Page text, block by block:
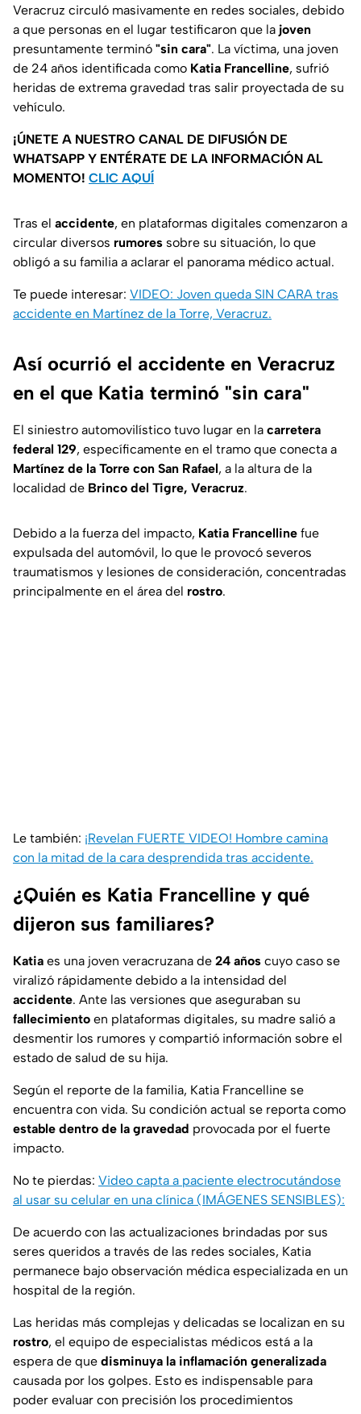
Veracruz circuló masivamente en redes sociales, debido
a que personas en el lugar testificaron que la joven
presuntamente terminó "sin cara". La víctima, una joven
de 24 años identificada como Katia Francelline, sufrió
heridas de extrema gravedad tras salir proyectada de su
vehículo.
¡ÚNETE A NUESTRO CANAL DE DIFUSIÓN DE
WHATSAPP Y ENTÉRATE DE LA INFORMACIÓN AL
MOMENTO! CLIC AQUÍ
Tras el accidente, en plataformas digitales comenzaron a
circular diversos rumores sobre su situación, lo que
obligó a su familia a aclarar el panorama médico actual.
Te puede interesar: VIDEO: Joven queda SIN CARA tras
accidente en Martínez de la Torre, Veracruz.
Así ocurrió el accidente en Veracruz
en el que Katia terminó "sin cara"
El siniestro automovilístico tuvo lugar en la carretera
federal 129, específicamente en el tramo que conecta a
Martínez de la Torre con San Rafael, a la altura de la
localidad de Brinco del Tigre, Veracruz.
Debido a la fuerza del impacto, Katia Francelline fue
expulsada del automóvil, lo que le provocó severos
traumatismos y lesiones de consideración, concentradas
principalmente en el área del rostro.
Le también: ¡Revelan FUERTE VIDEO! Hombre camina
con la mitad de la cara desprendida tras accidente.
¿Quién es Katia Francelline y qué
dijeron sus familiares?
Katia es una joven veracruzana de 24 años cuyo caso se
viralizó rápidamente debido a la intensidad del
accidente. Ante las versiones que aseguraban su
fallecimiento en plataformas digitales, su madre salió a
desmentir los rumores y compartió información sobre el
estado de salud de su hija.
Según el reporte de la familia, Katia Francelline se
encuentra con vida. Su condición actual se reporta como
estable dentro de la gravedad provocada por el fuerte
impacto.
No te pierdas: Video capta a paciente electrocutándose
al usar su celular en una clínica (IMÁGENES SENSIBLES):
De acuerdo con las actualizaciones brindadas por sus
seres queridos a través de las redes sociales, Katia
permanece bajo observación médica especializada en un
hospital de la región.
Las heridas más complejas y delicadas se localizan en su
rostro, el equipo de especialistas médicos está a la
espera de que disminuya la inflamación generalizada
causada por los golpes. Esto es indispensable para
poder evaluar con precisión los procedimientos